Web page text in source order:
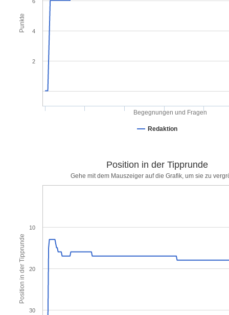
Begegnungen und Fragen
Punkte
Redaktion
2
4
Position in der Tipprunde
Position in der Tipprunde
Gehe mit dem Mauszeiger auf die Grafik, um sie zu
10
20
30